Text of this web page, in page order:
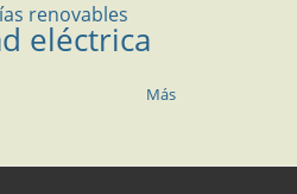
renovables
eléctrica
Más